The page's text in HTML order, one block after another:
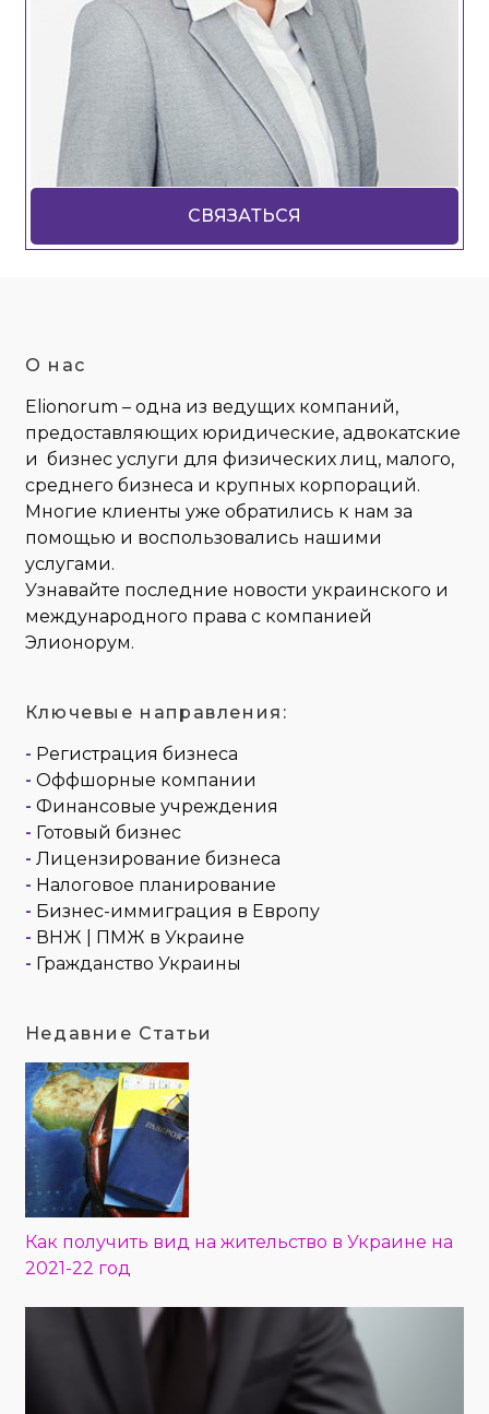
СВЯЗАТЬСЯ
О нас
Elionorum – одна из ведущих компаний,
предоставляющих юридические, адвокатские
и бизнес услуги для физических лиц, малого,
среднего бизнеса и крупных корпораций.
Многие клиенты уже обратились к нам за
помощью и воспользовались нашими
услугами.
Узнавайте последние новости украинского и
международного права с компанией
Элионорум.
Ключевые направления:
- Регистрация бизнеса
- Оффшорные компании
- Финансовые учреждения
- Готовый бизнес
- Лицензирование бизнеса
- Налоговое планирование
- Бизнес-иммиграция в Европу
- ВНЖ | ПМЖ в Украине
- Гражданство Украины
Недавние Статьи
Как получить вид на жительство в Украине на
2021-22 год